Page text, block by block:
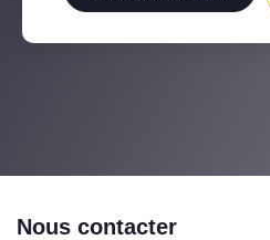
Nous contacter